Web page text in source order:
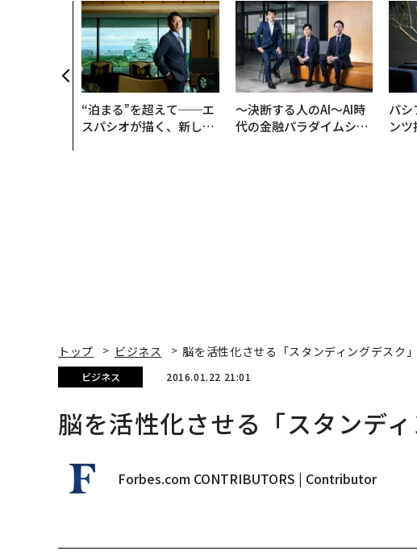
“泊まる”を超えて──エ
スパシオが描く、新しい
〜決断する人のAI〜AI時
代の金融パラダイムシフ
パシ
ン
トップ ビジネス 脳を活性化させる「スタンディングデスク
ビジネス 2016.01.22 21:01
脳を活性化させる「スタンデ
Forbes.com CONTRIBUTORS | Contributor